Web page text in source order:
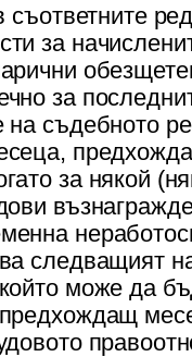
съответните
за
за
съдебното
за някой
следващият
може да